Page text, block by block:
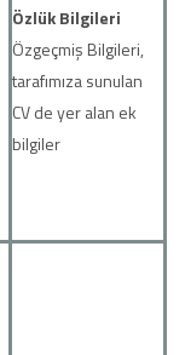
Özlük Bilgileri
Özgeçmiş Bilgileri,
tarafımıza sunulan
CV de yer alan ek
bilgiler